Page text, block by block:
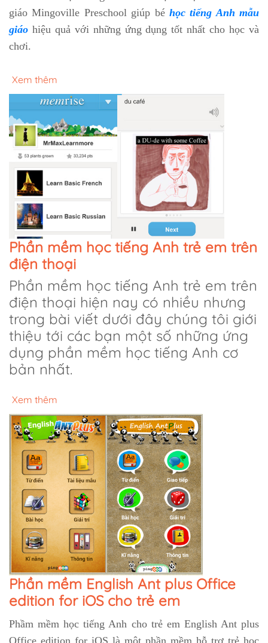
giáo Mingoville Preschool giúp bé học tiếng Anh mẫu
giáo hiệu quả với những ứng dụng tốt nhất cho học và
chơi.
Xem thêm
Phần mềm học tiếng Anh trẻ em trên
điện thoại
Phần mềm học tiếng Anh trẻ em trên
điện thoại hiện nay có nhiều nhưng
trong bài viết dưới đây chúng tôi giới
thiệu tới các bạn một số những ứng
dụng phần mềm học tiếng Anh cơ
bản nhất.
Xem thêm
Phần mềm English Ant plus Office
edition for iOS cho trẻ em
Phầm mềm học tiếng Anh cho trẻ em English Ant plus